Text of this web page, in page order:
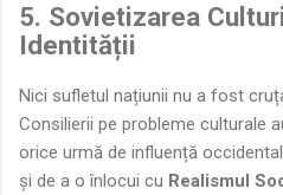
5. Sovietizarea
Identității
Nici sufletul națiunii nu a fost
Consilierii pe probleme culturale
orice urmă de influență
și de a o înlocui cu Realismul